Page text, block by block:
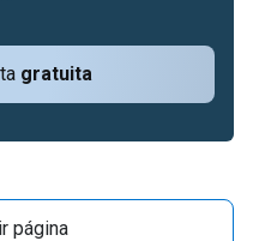
gratuita
página